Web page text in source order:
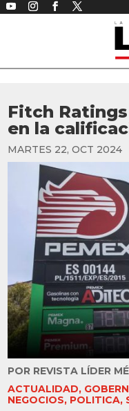
Fitch
en la
MARTES 22, OCT 2024
POR REVISTA LÍDER
ACTUALIDAD,
NEGOCIOS, POLITICA,